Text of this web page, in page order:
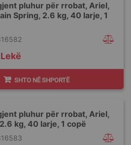
pluhur për rrobat, Ariel,
Spring, 2.6 kg, 40 larje, 1
SHTO NË SHPORTË
pluhur për rrobat, Ariel,
kg, 40 larje, 1 copë